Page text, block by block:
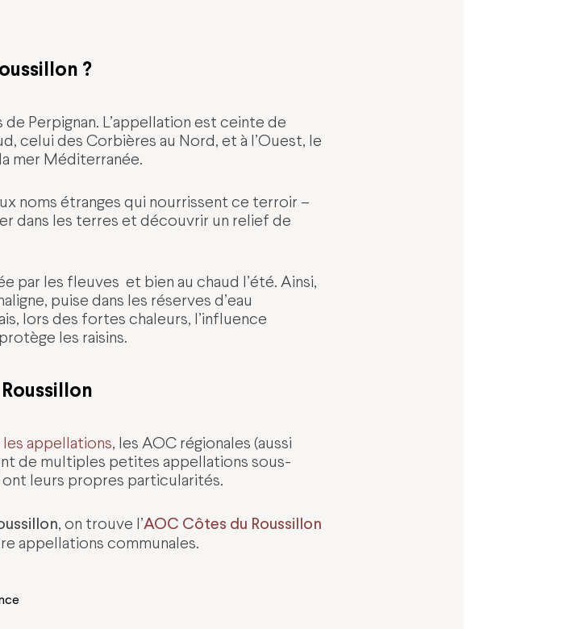
?
de Perpignan. L’appellation est ceinte de
celui des Corbières au Nord, et à l’Ouest, le
mer Méditerranée.
noms étranges qui nourrissent ce terroir –
dans les terres et découvrir un relief de
par les fleuves et bien au chaud l’été. Ainsi,
puise dans les réserves d’eau
lors des fortes chaleurs, l’influence
les raisins.
appellations, les AOC régionales (aussi
de multiples petites appellations sous-
leurs propres particularités.
, on trouve l’AOC Côtes du Roussillon
appellations communales.